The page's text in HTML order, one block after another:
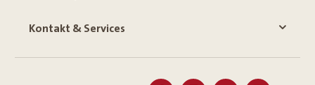
Kontakt & Services